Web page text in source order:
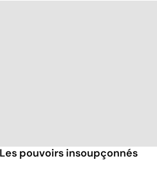
pouvoirs insoupçonnés